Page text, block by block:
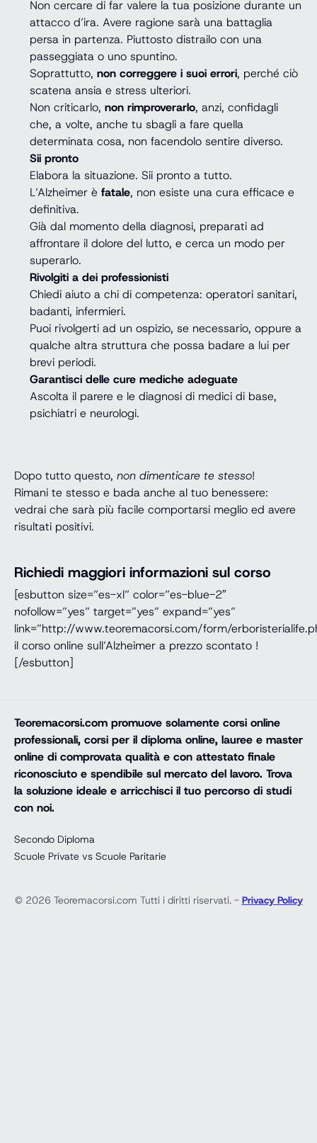
Non cercare di far valere la tua posizione durante un
attacco d’ira. Avere ragione sarà una battaglia
persa in partenza. Piuttosto distrailo con una
passeggiata o uno spuntino.
Soprattutto, non correggere i suoi errori, perché ciò
scatena ansia e stress ulteriori.
Non criticarlo, non rimproverarlo, anzi, confidagli
che, a volte, anche tu sbagli a fare quella
determinata cosa, non facendolo sentire diverso.
Sii pronto
Elabora la situazione. Sii pronto a tutto.
L’Alzheimer è fatale, non esiste una cura efficace e
definitiva.
Già dal momento della diagnosi, preparati ad
affrontare il dolore del lutto, e cerca un modo per
superarlo.
Rivolgiti a dei professionisti
Chiedi aiuto a chi di competenza: operatori sanitari,
badanti, infermieri.
Puoi rivolgerti ad un ospizio, se necessario, oppure a
qualche altra struttura che possa badare a lui per
brevi periodi.
Garantisci delle cure mediche adeguate
Ascolta il parere e le diagnosi di medici di base,
psichiatri e neurologi.
Dopo tutto questo, non dimenticare te stesso!
Rimani te stesso e bada anche al tuo benessere:
vedrai che sarà più facile comportarsi meglio ed avere
risultati positivi.
Richiedi maggiori informazioni sul corso
[esbutton size=”es-xl” color=”es-blue-2″
nofollow=”yes” target=”yes” expand=”yes”
link=”http://www.teoremacorsi.com/form/
il corso online sull’Alzheimer a prezzo scontato !
[/esbutton]
Teoremacorsi.com promuove solamente corsi online
professionali, corsi per il diploma online, lauree e master
online di comprovata qualità e con attestato finale
riconosciuto e spendibile sul mercato del lavoro. Trova
la soluzione ideale e arricchisci il tuo percorso di studi
con noi.
Secondo Diploma
Scuole Private vs Scuole Paritarie
© 2026 Teoremacorsi.com Tutti i diritti riservati. - Privacy Policy